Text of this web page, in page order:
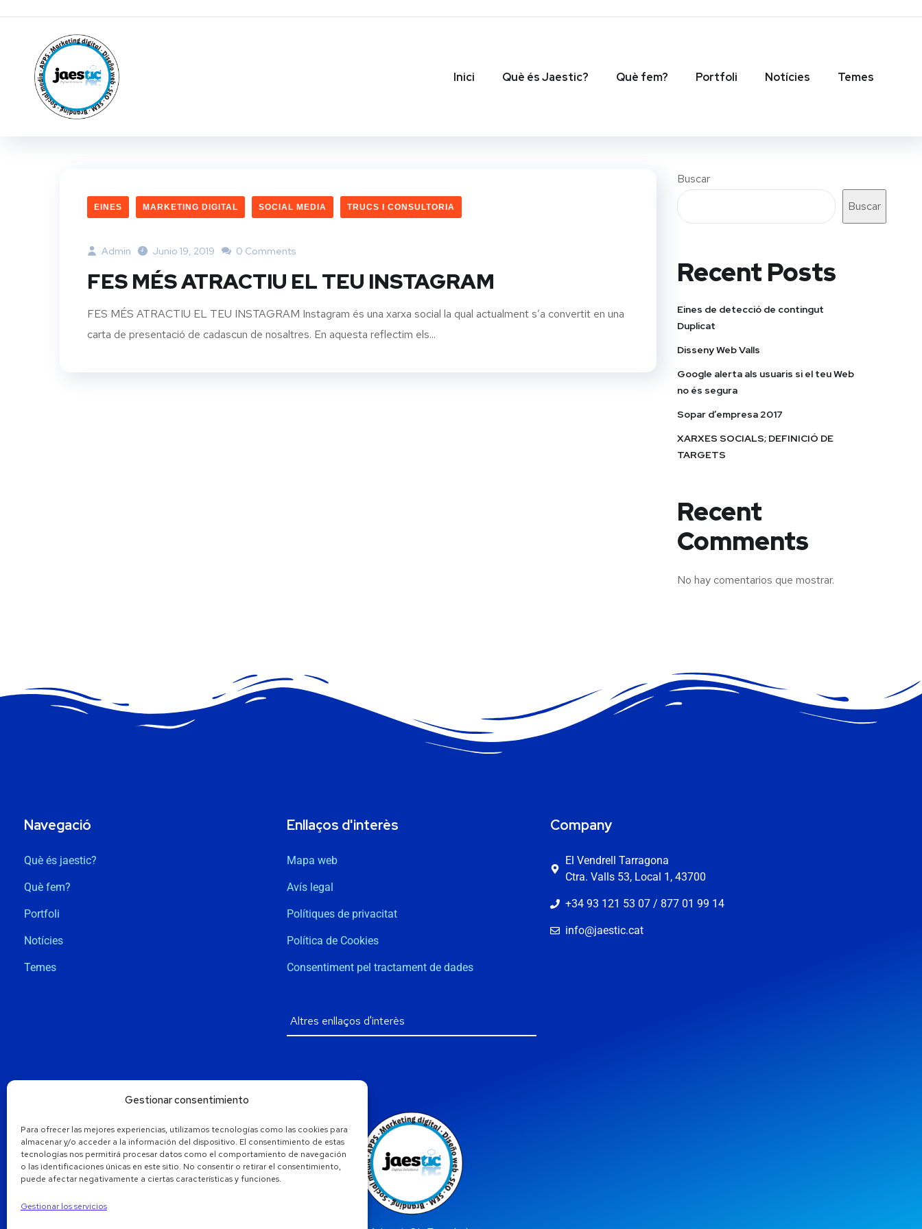
Gestionar consentimiento
Para ofrecer las mejores experiencias, utilizamos tecnologías como las cookies para
almacenar y/o acceder a la información del dispositivo. El consentimiento de estas
tecnologías nos permitirá procesar datos como el comportamiento de navegación
o las identificaciones únicas en este sitio. No consentir o retirar el consentimiento,
puede afectar negativamente a ciertas características y funciones.
Gestionar los servicios
Inici Què és Jaestic? Què fem? Portfoli Notícies Temes
EINES MARKETING DIGITAL SOCIAL MEDIA TRUCS I CONSULTORIA
Admin Junio 19, 2019 0 Comments
FES MÉS ATRACTIU EL TEU INSTAGRAM
FES MÉS ATRACTIU EL TEU INSTAGRAM Instagram és una xarxa social la qual actualment s’a convertit en una
carta de presentació de cadascun de nosaltres. En aquesta reflectim els...
Buscar
Buscar
Recent Posts
Eines de detecció de contingut
Duplicat
Disseny Web Valls
Google alerta als usuaris si el teu Web
no és segura
Sopar d’empresa 2017
XARXES SOCIALS; DEFINICIÓ DE
TARGETS
Recent
Comments
No hay comentarios que mostrar.
Navegació
Què és jaestic?
Què fem?
Portfoli
Notícies
Temes
Enllaços d'interès
Mapa web
Avís legal
Polítiques de privacitat
Política de Cookies
Consentiment pel tractament de dades
Company
El Vendrell Tarragona
Ctra. Valls 53, Local 1, 43700
+34 93 121 53 07 / 877 01 99 14
info@jaestic.cat